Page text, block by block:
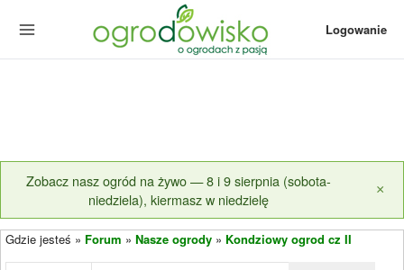
Logowanie
Zobacz nasz ogród na żywo — 8 i 9 sierpnia (sobota-
niedziela), kiermasz w niedzielę
×
Gdzie jesteś » Forum » Nasze ogrody » Kondziowy ogrod cz II